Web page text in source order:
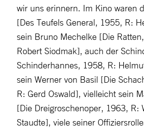
wir uns erinnern. Im Kino waren
[Des Teufels General, 1955, R:
sein Bruno Mechelke [Die
Robert Siodmak], auch der
Schinderhannes, 1958, R:
sein Werner von Basil [Die
R: Gerd Oswald], vielleicht sein
[Die Dreigroschenoper, 1963, R:
Staudte], viele seiner